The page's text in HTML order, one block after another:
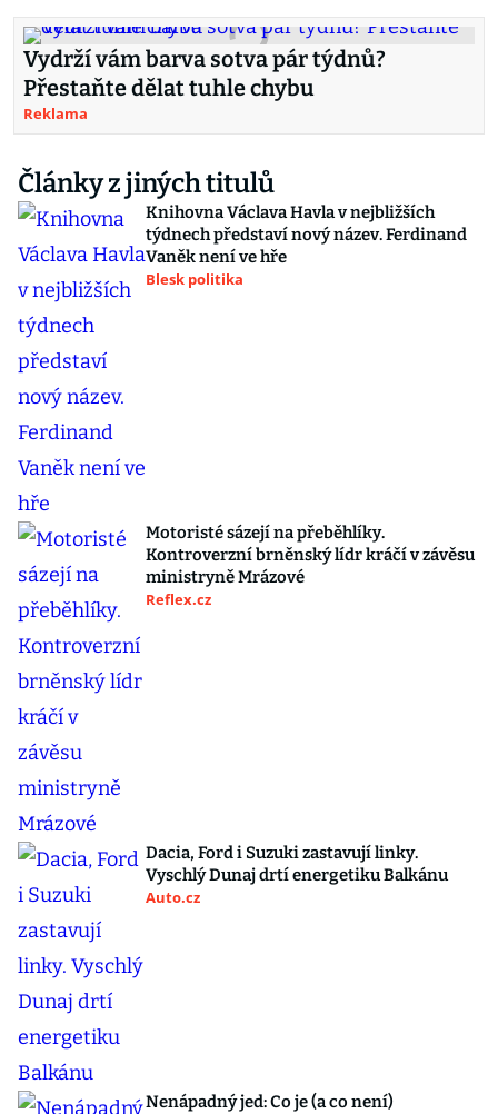
Vydrží vám barva sotva pár týdnů?
Přestaňte dělat tuhle chybu
Reklama
Články z jiných titulů
Knihovna Václava Havla v nejbližších
týdnech představí nový název. Ferdinand
Vaněk není ve hře
Blesk politika
Motoristé sázejí na přeběhlíky.
Kontroverzní brněnský lídr kráčí v závěsu
ministryně Mrázové
Reflex.cz
Dacia, Ford i Suzuki zastavují linky.
Vyschlý Dunaj drtí energetiku Balkánu
Auto.cz
Nenápadný jed: Co je (a co není)